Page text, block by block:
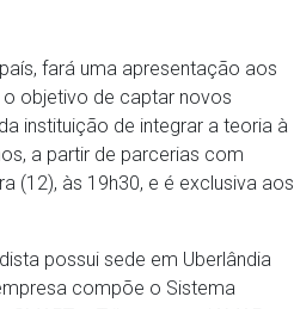
fará uma apresentação aos
o objetivo de captar novos
instituição de integrar a teoria à
a partir de parcerias com
(12), às 19h30, e é exclusiva aos
possui sede em Uberlândia
compõe o Sistema